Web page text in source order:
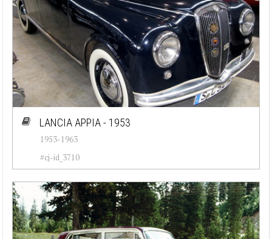
LANCIA APPIA - 1953
1953-1963
#cj-id_3710